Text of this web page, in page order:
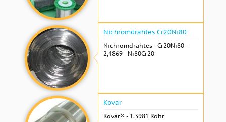
Nichromdrahtes Cr20Ni80
Nichromdrahtes - Cr20Ni80 -
2,4869 - Ni80Cr20
Kovar
Kovar® - 1.3981 Rohr